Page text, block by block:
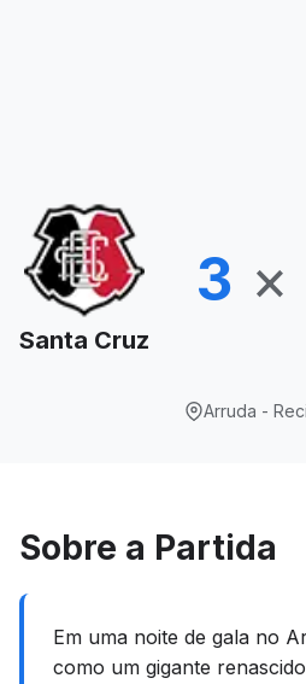
Santa Cruz
3 ×
Arruda -
Sobre a Partida
Em uma noite de gala no
como um gigante